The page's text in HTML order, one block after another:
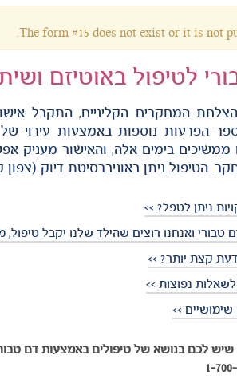
The form #15 does not exist or it is not
לטיפול באוטיזם
הפרעות נוספות באמצעות
בימים אלה, והאישור מעניק
הטיפול ניתן באוניברסיטת דיוק (צפון
ניתן לטפל? >>
טבורי ואנחנו רוצים שהילד שלנו יקבל
קצת יותר? >>
נפוצות >>
שימושיים >>
לכם בנושא של טיפולים באמצעות דם